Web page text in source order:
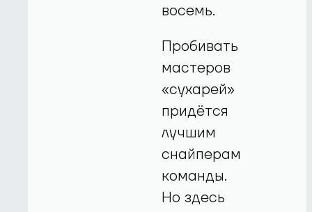
восемь.
Пробивать
мастеров
«сухарей»
придётся
лучшим
снайперам
команды.
Но здесь